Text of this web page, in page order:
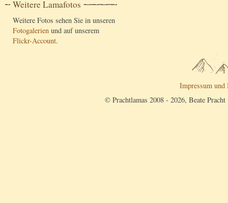
Weitere Lamafotos
Weitere Fotos sehen Sie in unseren
Fotogalerien und auf unserem
Flickr-Account.
Impressum und
© Prachtlamas 2008 - 2026, Beate Pracht